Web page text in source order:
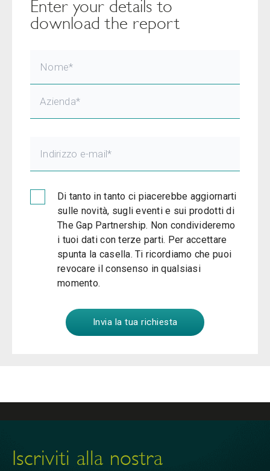
Enter your details to
download the report
Di tanto in tanto ci piacerebbe aggiornarti
sulle novità, sugli eventi e sui prodotti di
The Gap Partnership. Non condivideremo
i tuoi dati con terze parti. Per accettare
spunta la casella. Ti ricordiamo che puoi
revocare il consenso in qualsiasi
momento.
Iscriviti alla nostra